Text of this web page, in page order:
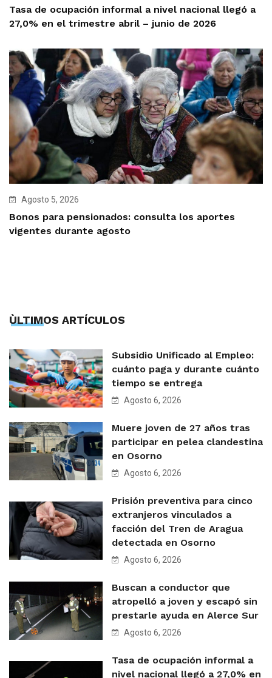
Tasa de ocupación informal a nivel nacional llegó a
27,0% en el trimestre abril – junio de 2026
Agosto 5, 2026
Bonos para pensionados: consulta los aportes
vigentes durante agosto
ÙLTIMOS ARTÍCULOS
Subsidio Unificado al Empleo:
cuánto paga y durante cuánto
tiempo se entrega
Agosto 6, 2026
Muere joven de 27 años tras
participar en pelea clandestina
en Osorno
Agosto 6, 2026
Prisión preventiva para cinco
extranjeros vinculados a
facción del Tren de Aragua
detectada en Osorno
Agosto 6, 2026
Buscan a conductor que
atropelló a joven y escapó sin
prestarle ayuda en Alerce Sur
Agosto 6, 2026
Tasa de ocupación informal a
nivel nacional llegó a 27,0% en